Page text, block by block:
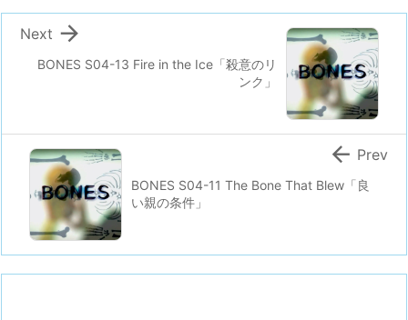
BONES S04-13 Fire in the Ice「殺意のリ
ンク」

Next
BONES S04-11 The Bone That Blew「良
い親の条件」
 Prev